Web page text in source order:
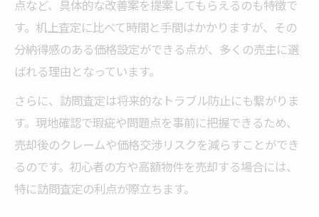
点など、具体的な改善案を提案してもらえるのも特徴で
す。机上査定に比べて時間と手間はかかりますが、その
分納得感のある価格設定ができる点が、多くの売主に選
ばれる理由となっています。
さらに、訪問査定は将来的なトラブル防止にも繋がりま
す。現地確認で瑕疵や問題点を事前に把握できるため、
売却後のクレームや価格交渉リスクを減らすことができ
るのです。初心者の方や高額物件を売却する場合には、
特に訪問査定の利点が際立ちます。